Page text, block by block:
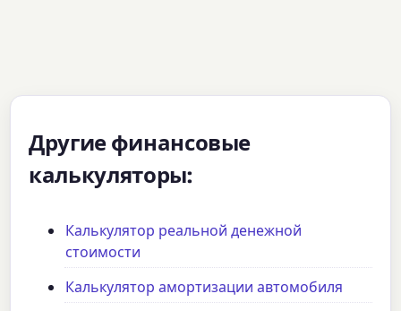
Другие финансовые
калькуляторы:
Калькулятор реальной денежной
стоимости
Калькулятор амортизации автомобиля